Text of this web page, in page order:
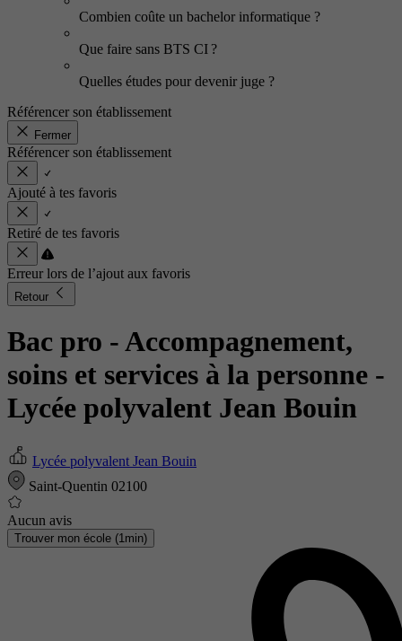
Combien coûte un bachelor informatique ?
Que faire sans BTS CI ?
Quelles études pour devenir juge ?
Référencer son établissement
Fermer
Référencer son établissement
Ajouté à tes favoris
Retiré de tes favoris
Erreur lors de l’ajout aux favoris
Retour
Bac pro - Accompagnement,
soins et services à la personne -
Lycée polyvalent Jean Bouin
Lycée polyvalent Jean Bouin
Saint-Quentin 02100
Aucun avis
Trouver mon école (1min)